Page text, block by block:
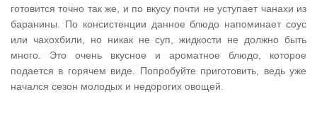
готовится точно так же, и по вкусу почти не уступает чанахи из
баранины. По консистенции данное блюдо напоминает соус
или чахохбили, но никак не суп, жидкости не должно быть
много. Это очень вкусное и ароматное блюдо, которое
подается в горячем виде. Попробуйте приготовить, ведь уже
начался сезон молодых и недорогих овощей.